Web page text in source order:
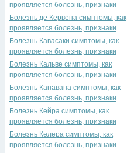
проявляется болезнь, признаки
Болезнь де Кервена симптомы, как
проявляется болезнь, признаки
Болезнь Кавасаки симптомы, как
проявляется болезнь, признаки
Болезнь Кальве симптомы, как
проявляется болезнь, признаки
Болезнь Канавана симптомы, как
проявляется болезнь, признаки
Болезнь Кейра симптомы, как
проявляется болезнь, признаки
Болезнь Келера симптомы, как
проявляется болезнь, признаки